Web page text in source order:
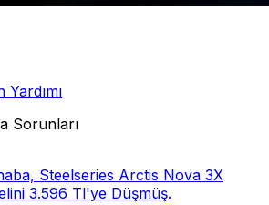
Sorunları
Steelseries Arctis Nova 3X
3.596 Tl'ye Düşmüş.